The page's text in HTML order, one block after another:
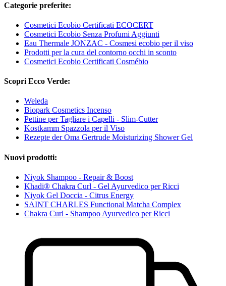
Categorie preferite:
Cosmetici Ecobio Certificati ECOCERT
Cosmetici Ecobio Senza Profumi Aggiunti
Eau Thermale JONZAC - Cosmesi ecobio per il viso
Prodotti per la cura del contorno occhi in sconto
Cosmetici Ecobio Certificati Cosmébio
Scopri Ecco Verde:
Weleda
Biopark Cosmetics Incenso
Pettine per Tagliare i Capelli - Slim-Cutter
Kostkamm Spazzola per il Viso
Rezepte der Oma Gertrude Moisturizing Shower Gel
Nuovi prodotti:
Niyok Shampoo - Repair & Boost
Khadi® Chakra Curl - Gel Ayurvedico per Ricci
Niyok Gel Doccia - Citrus Energy
SAINT CHARLES Functional Matcha Complex
Chakra Curl - Shampoo Ayurvedico per Ricci